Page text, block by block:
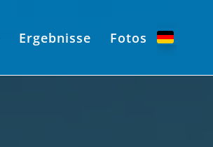
Ergebnisse Fotos